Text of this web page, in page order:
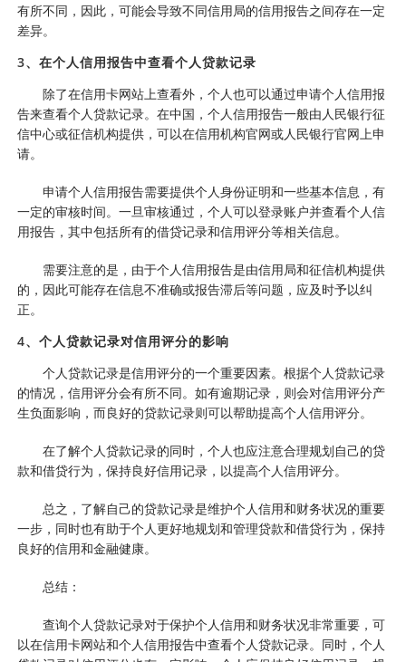
有所不同，因此，可能会导致不同信用局的信用报告之间存在一定
差异。
3、在个人信用报告中查看个人贷款记录
除了在信用卡网站上查看外，个人也可以通过申请个人信用报
告来查看个人贷款记录。在中国，个人信用报告一般由人民银行征
信中心或征信机构提供，可以在信用机构官网或人民银行官网上申
请。
申请个人信用报告需要提供个人身份证明和一些基本信息，有
一定的审核时间。一旦审核通过，个人可以登录账户并查看个人信
用报告，其中包括所有的借贷记录和信用评分等相关信息。
需要注意的是，由于个人信用报告是由信用局和征信机构提供
的，因此可能存在信息不准确或报告滞后等问题，应及时予以纠
正。
4、个人贷款记录对信用评分的影响
个人贷款记录是信用评分的一个重要因素。根据个人贷款记录
的情况，信用评分会有所不同。如有逾期记录，则会对信用评分产
生负面影响，而良好的贷款记录则可以帮助提高个人信用评分。
在了解个人贷款记录的同时，个人也应注意合理规划自己的贷
款和借贷行为，保持良好信用记录，以提高个人信用评分。
总之，了解自己的贷款记录是维护个人信用和财务状况的重要
一步，同时也有助于个人更好地规划和管理贷款和借贷行为，保持
良好的信用和金融健康。
总结：
查询个人贷款记录对于保护个人信用和财务状况非常重要，可
以在信用卡网站和个人信用报告中查看个人贷款记录。同时，个人